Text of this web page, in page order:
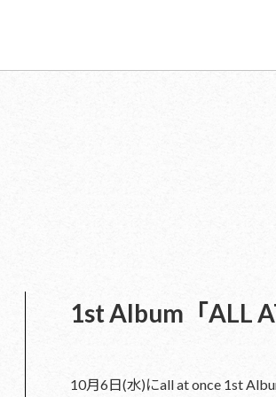
1st Album「ALL
10月6日(水)にall at once 1st